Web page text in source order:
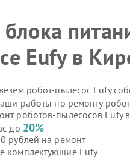
Eufy в
робот-пылесос Eufy
работы по ремонту
роботов-пылесосов Eufy в
до 20%
рублей на ремонт
комплектующие Eufy